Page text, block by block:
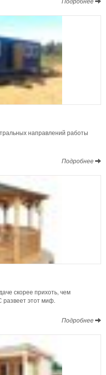
направлений работы
Подробнее
скорее прихоть, чем
развеет этот миф.
Подробнее